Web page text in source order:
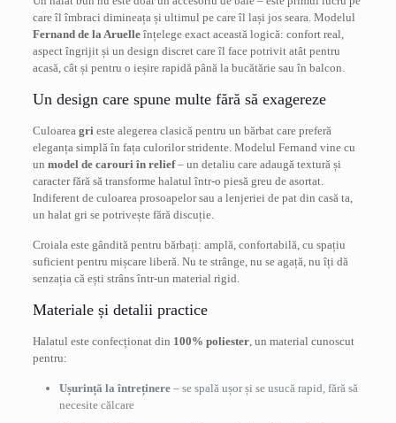
care îl îmbraci dimineața și ultimul pe care îl lași jos seara. Modelul
Fernand de la Aruelleînțelege exact această logică: confort real,
aspect îngrijit și un design discret care îl face potrivit atât pentru
acasă, cât și pentru o ieșire rapidă până la bucătărie sau în balcon.
Un design care spune multe fără să exagereze
Culoarea grieste alegerea clasică pentru un bărbat care preferă
eleganța simplă în fața culorilor stridente. Modelul Fernand vine cu
un model de carouri în relief– un detaliu care adaugă textură și
caracter fără să transforme halatul într-o piesă greu de asortat.
Indiferent de culoarea prosoapelor sau a lenjeriei de pat din casă ta,
un halat gri se potrivește fără discuție.
Croiala este gândită pentru bărbați: amplă, confortabilă, cu spațiu
suficient pentru mișcare liberă. Nu te strânge, nu se agață, nu îți dă
senzația că ești strâns într-un material rigid.
Materiale și detalii practice
Halatul este confecționat din 100% poliester, un material cunoscut
pentru:
Ușurință la întreținere– se spală ușor și se usucă rapid, fără să
necesite călcare